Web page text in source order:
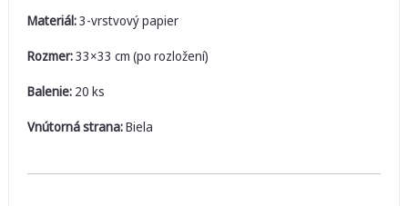
Materiál:3-vrstvový papier
Rozmer:33×33 cm (po rozložení)
Balenie:20 ks
Vnútorná strana:Biela